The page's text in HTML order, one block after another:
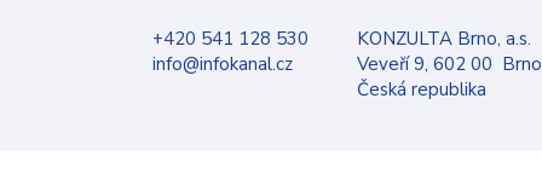
KONZULTA Brno, a.s.
Veveří 9, 602 00 Brno
Česká republika
+420 541 128 530
info@infokanal.cz